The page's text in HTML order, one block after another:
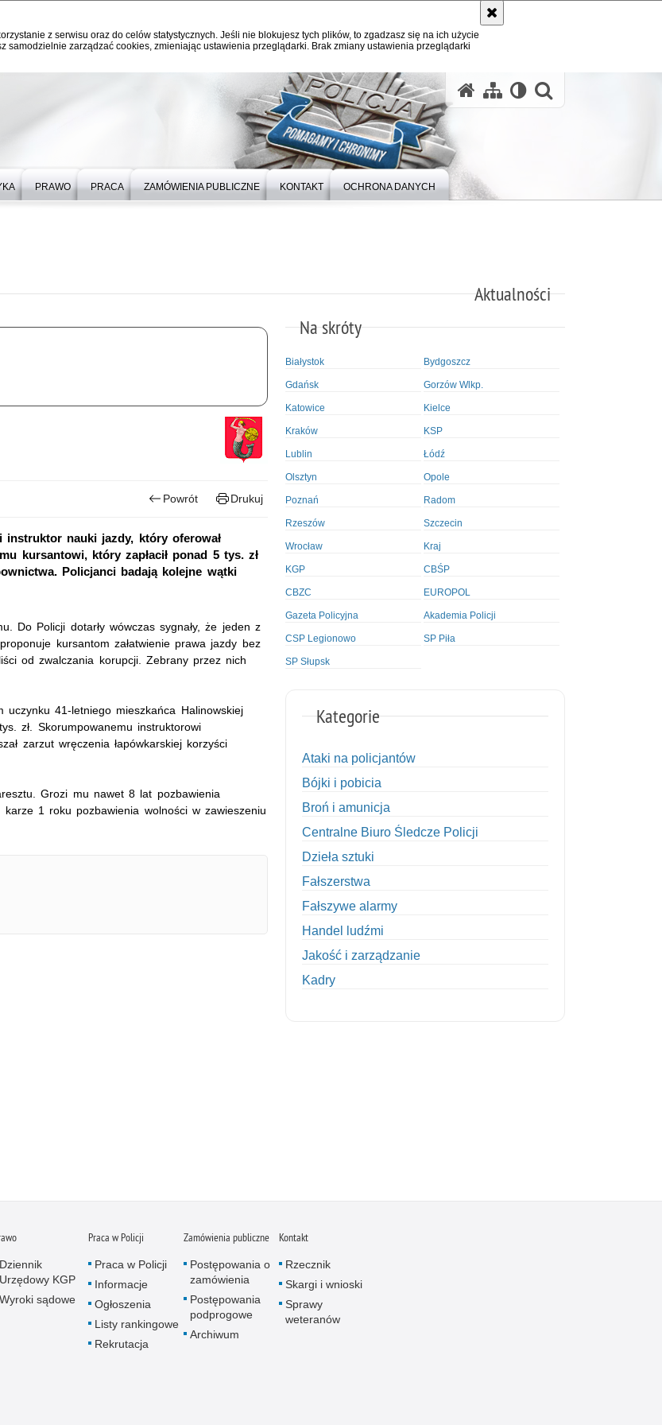
z serwisu oraz do celów statystycznych. Jeśli nie blokujesz tych plików, to zgadzasz się na ich użycie
samodzielnie zarządzać cookies, zmieniając ustawienia przeglądarki. Brak zmiany ustawienia przeglądarki
PRAWO PRACA ZAMÓWIENIA PUBLICZNE KONTAKT OCHRONA DANYCH
Aktualności
Powrót Drukuj
instruktor nauki jazdy, który oferował
kursantowi, który zapłacił ponad 5 tys. zł
Policjanci badają kolejne wątki
Do Policji dotarły wówczas sygnały, że jeden z
kursantom załatwienie prawa jazdy bez
od zwalczania korupcji. Zebrany przez nich
41-letniego mieszkańca Halinowskiej
zł. Skorumpowanemu instruktorowi
zarzut wręczenia łapówkarskiej korzyści
Grozi mu nawet 8 lat pozbawienia
1 roku pozbawienia wolności w zawieszeniu
Na skróty
Białystok Bydgoszcz
Gdańsk Gorzów Wlkp.
Katowice Kielce
Kraków KSP
Lublin Łódź
Olsztyn Opole
Poznań Radom
Rzeszów Szczecin
Wrocław Kraj
KGP CBŚP
CBZC EUROPOL
Gazeta Policyjna Akademia Policji
CSP Legionowo SP Piła
SP Słupsk
Kategorie
Ataki na policjantów
Bójki i pobicia
Broń i amunicja
Centralne Biuro Śledcze Policji
Dzieła sztuki
Fałszerstwa
Fałszywe alarmy
Handel ludźmi
Jakość i zarządzanie
Kadry
Nietrzeźwi kierujący
Nietrzeźwi opiekunowie
Dziennik
Urzędowy KGP
Wyroki sądowe
Praca w Policji
Praca w Policji
Informacje
Ogłoszenia
Listy rankingowe
Rekrutacja
Zamówienia publiczne
Postępowania o
zamówienia
Postępowania
podprogowe
Archiwum
Kontakt
Rzecznik
Skargi i wnioski
Sprawy
weteranów